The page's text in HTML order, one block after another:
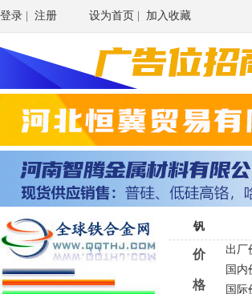
登录 注册 设为首页 加入收藏
钒
价
格
出厂
国内
国际